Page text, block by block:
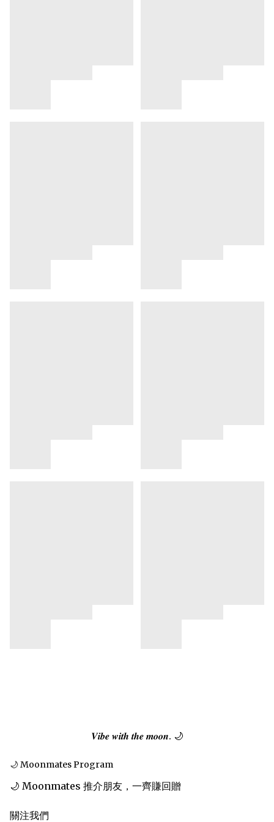
𝑽𝒊𝒃𝒆 𝒘𝒊𝒕𝒉 𝒕𝒉𝒆 𝒎𝒐𝒐𝒏. 🌙
🌙 Moonmates Program
🌙 Moonmates 推介朋友，一齊賺回贈
關注我們